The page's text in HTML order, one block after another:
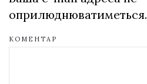
оприлюднюватиметься.
КОМЕНТАР